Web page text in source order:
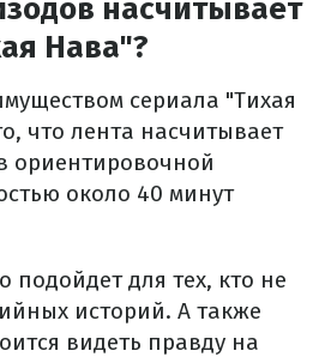
насчитывает
Нава"?
сериала "Тихая
что лента насчитывает
ориентировочной
около 40 минут
подойдет для тех, кто не
историй. А также
видеть правду на